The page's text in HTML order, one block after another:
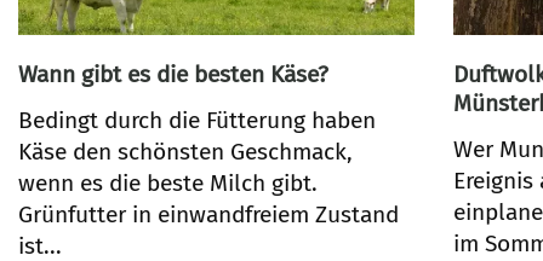
Wann gibt es die besten Käse?
Bedingt durch die Fütterung haben
Käse den schönsten Geschmack,
wenn es die beste Milch gibt.
Grünfutter in einwandfreiem Zustand
ist...
Wer
im